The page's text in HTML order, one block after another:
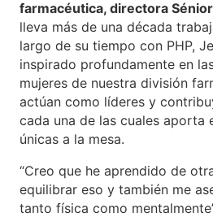
farmacéutica, directora
lleva más de una década
largo de su tiempo con PHP,
inspirado profundamente en
mujeres de nuestra división
actúan como líderes y
cada una de las cuales aporta
únicas a la mesa.
“Creo que he aprendido de
equilibrar eso y también me
tanto física como